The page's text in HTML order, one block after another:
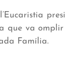
que va
Família.